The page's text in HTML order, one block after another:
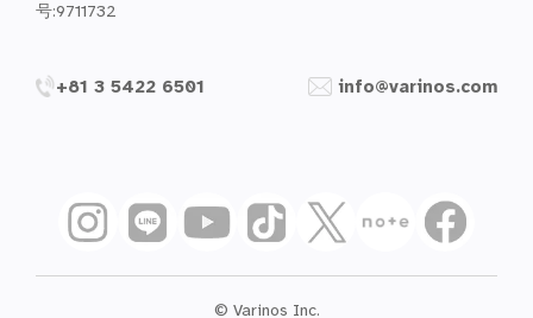
号:9711732
+81 3 5422 6501 info@varinos.com
© Varinos Inc.